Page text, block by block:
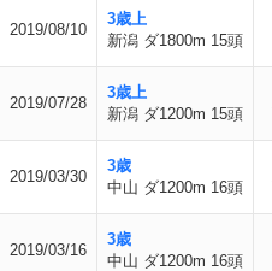
2019/08/10
3歳上
新潟 ダ1800m 15頭
2019/07/28
3歳上
新潟 ダ1200m 15頭
2019/03/30
3歳
中山 ダ1200m 16頭
2019/03/16
3歳
中山 ダ1200m 16頭